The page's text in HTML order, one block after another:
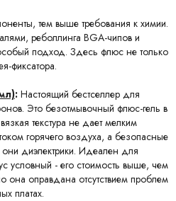
тем выше требования к химии.
реболлинга BGA-чипов и
подход. Здесь флюс не только
фиксатора.
: Настоящий бестселлер для
Это безотмывочный флюс-гель в
вязкая текстура не дает мелким
горячего воздуха, а безопасные
диэлектрики. Идеален для
условный - его стоимость выше, чем
она оправдана отсутствием проблем
платах.